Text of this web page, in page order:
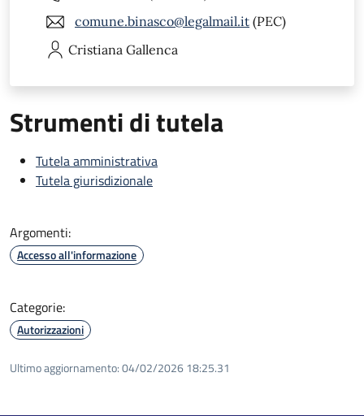
comune.binasco@legalmail.it (PEC)
Cristiana Gallenca
Strumenti di tutela
Tutela amministrativa
Tutela giurisdizionale
Argomenti:
Accesso all'informazione
Categorie:
Autorizzazioni
Ultimo aggiornamento:04/02/2026 18:25.31